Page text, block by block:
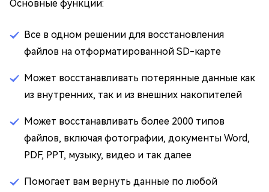
Основные функции:
Все в одном решении для восстановления
файлов на отформатированной SD-карте
Может восстанавливать потерянные данные как
из внутренних, так и из внешних накопителей
Может восстанавливать более 2000 типов
файлов, включая фотографии, документы Word,
PDF, PPT, музыку, видео и так далее
Помогает вам вернуть данные по любой